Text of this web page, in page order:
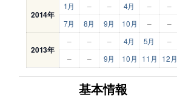
2014年
1月 – – 4月 –
–
7月
8月 9月 10月 – –
2013年
– – – 4月 5月
–
–
– 9月 10月 11月 12月
基本情報